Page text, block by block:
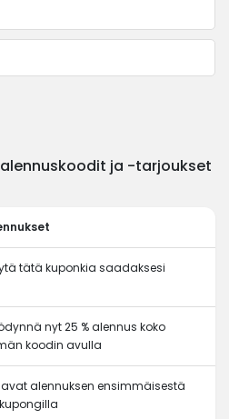
ja -tarjoukset
tätä kuponkia saadaksesi
nyt 25 % alennus koko
koodin avulla
alennuksen ensimmäisestä